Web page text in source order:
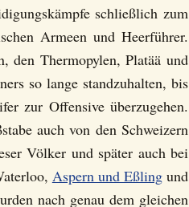
schließlich zum
Armeen und Heerführer.
den Thermopylen, Platää und
so lange standzuhalten, bis
zur Offensive überzugehen.
auch von den Schweizern
Völker und später auch bei
Aspern und Eßlingund
nach genau dem gleichen